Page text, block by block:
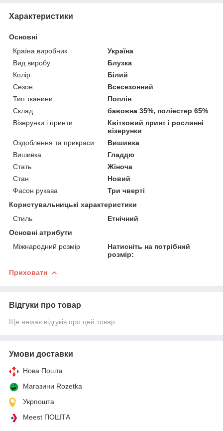
Характеристики
Основні
Країна виробник
Україна
Вид виробу
Блузка
Колір
Білий
Сезон
Всесезонний
Тип тканини
Поплін
Склад
бавовна 35%, поліестер 65%
Візерунки і принти
Квітковий принт і рослинні
візерунки
Оздоблення та прикраси
Вишивка
Вишивка
Гладдю
Стать
Жіноча
Стан
Новий
Фасон рукава
Три чверті
Користувальницькі характеристики
Стиль
Етнічний
Основні атрибути
Міжнародний розмір
Натисніть на потрібний
розмір:
Приховати
Відгуки про товар
Ще немає відгуків про цей товар
Умови доставки
Нова Пошта
Магазини Rozetka
Укрпошта
Meest ПОШТА